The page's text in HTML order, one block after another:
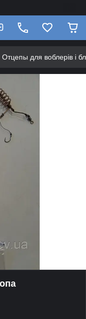
Отцепы для воблерів і